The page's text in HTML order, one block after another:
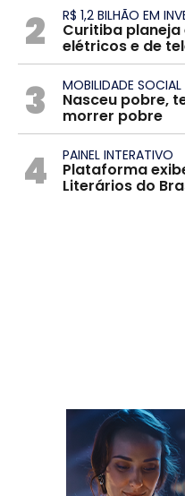
2 R$ 1,2 BILHÃO EM
Curitiba planeja
elétricos e de
3 MOBILIDADE SOCIAL
Nasceu pobre,
morrer pobre
4 PAINEL INTERATIVO
Plataforma
Literários do